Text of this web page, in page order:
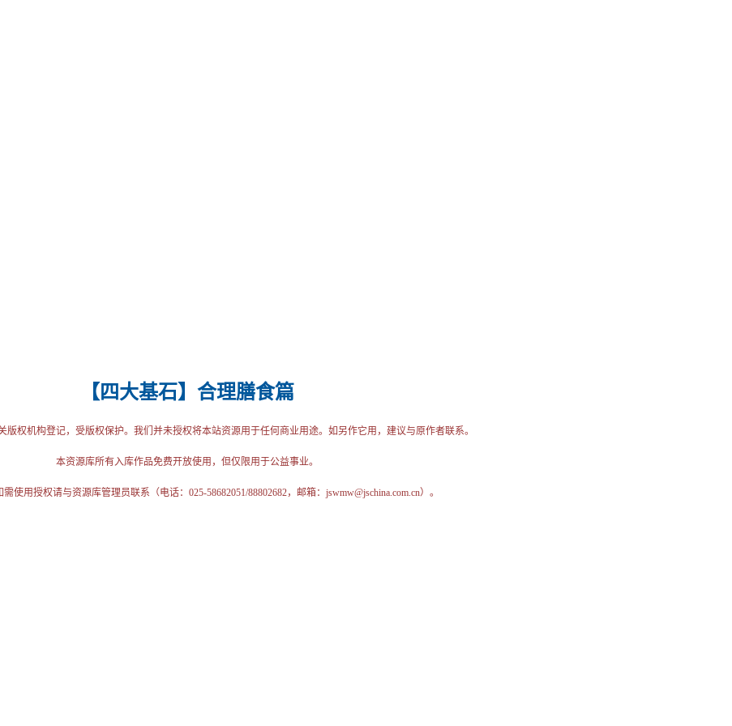
【四大基石】合理膳食篇
版权机构登记，受版权保护。我们并未授权将本站资源用于任何商业用途。如另作它用，建议与原作者联系。
本资源库所有入库作品免费开放使用，但仅限用于公益事业。
使用授权请与资源库管理员联系（电话：025-58682051/88802682，邮箱：jswmw@jschina.com.cn）。